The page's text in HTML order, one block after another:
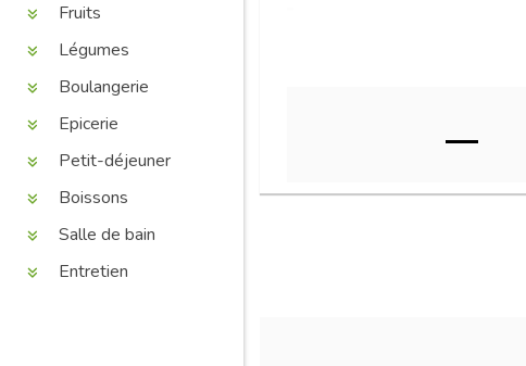
Fruits
Légumes
Boulangerie
Epicerie
Petit-déjeuner
Boissons
Salle de bain
Entretien